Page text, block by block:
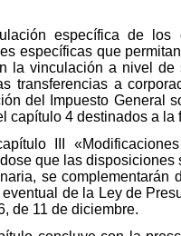
específica de
específicas que
la vinculación a nivel
transferencias a
del Impuesto General
capítulo 4 destinados a
III
que las disposiciones
se
eventual de la Ley de
de 11 de diciembre.